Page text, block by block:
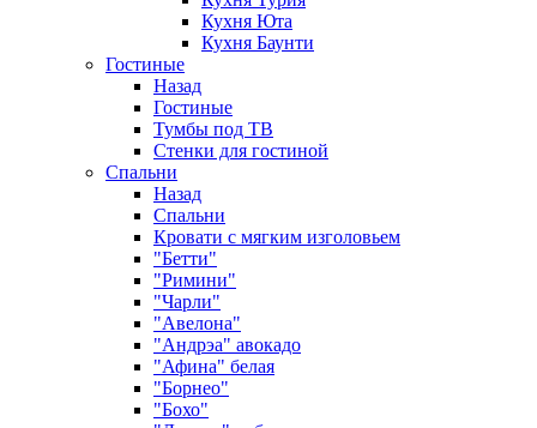
Кухня Юта
Кухня Баунти
Гостиные
Назад
Гостиные
Тумбы под ТВ
Стенки для гостиной
Спальни
Назад
Спальни
Кровати с мягким изголовьем
"Бетти"
"Римини"
"Чарли"
"Авелона"
"Андрэа" авокадо
"Афина" белая
"Борнео"
"Бохо"